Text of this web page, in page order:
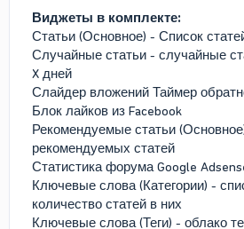
Виджеты в комплекте:
Статьи (Основное) - Список
Случайные статьи - случайные
X дней
Слайдер вложений Таймер
Блок лайков из Facebook
Рекомендуемые статьи
рекомендуемых статей
Статистика форума Google
Ключевые слова (Категории) -
количество статей в них
Ключевые слова (Теги) - облако